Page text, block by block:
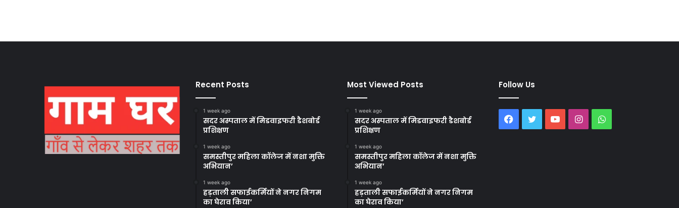
Recent Posts
1 week ago
सदर अस्पताल में मिडवाइफरी डैशबोर्ड
प्रशिक्षण
1 week ago
समस्तीपुर महिला कॉलेज में नशा मुक्ति
अभियान’
1 week ago
हड़ताली सफाईकर्मियों ने नगर निगम
का घेराव किया’
Most Viewed Posts
1 week ago
सदर अस्पताल में मिडवाइफरी डैशबोर्ड
प्रशिक्षण
1 week ago
समस्तीपुर महिला कॉलेज में नशा मुक्ति
अभियान’
1 week ago
हड़ताली सफाईकर्मियों ने नगर निगम
का घेराव किया’
Follow Us
Facebook
TwitterYouTubeInstagramWhatsApp